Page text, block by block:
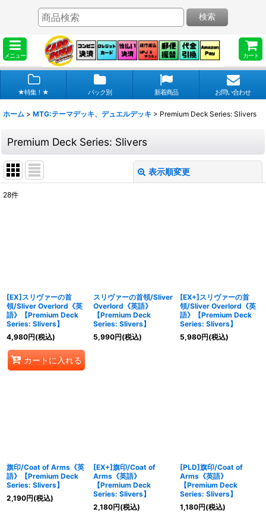
メニュー カート
検索
★特集！★ パック別 新着商品 お問い合わせ
ホーム > MTG:テーマデッキ、デュエルデッキ > Premium Deck Series: Slivers
Premium Deck Series: Slivers
表示順変更
絞り込む
28件
[EX]スリヴァーの首
領/Sliver Overlord《英
語》【Premium Deck
Series: Slivers】
4,980円(税込)
カートに入れる
スリヴァーの首領/Sliver
Overlord《英語》
【Premium Deck
Series: Slivers】
5,990円(税込)
[EX+]スリヴァーの首
領/Sliver Overlord《英
語》【Premium Deck
Series: Slivers】
5,980円(税込)
旗印/Coat of Arms《英
語》【Premium Deck
Series: Slivers】
2,190円(税込)
[EX+]旗印/Coat of
Arms《英語》
【Premium Deck
Series: Slivers】
2,180円(税込)
[PLD]旗印/Coat of
Arms《英語》
【Premium Deck
Series: Slivers】
1,180円(税込)